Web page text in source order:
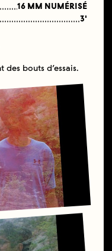
16 MM NUMÉRISÉ
3'
bouts d’essais.